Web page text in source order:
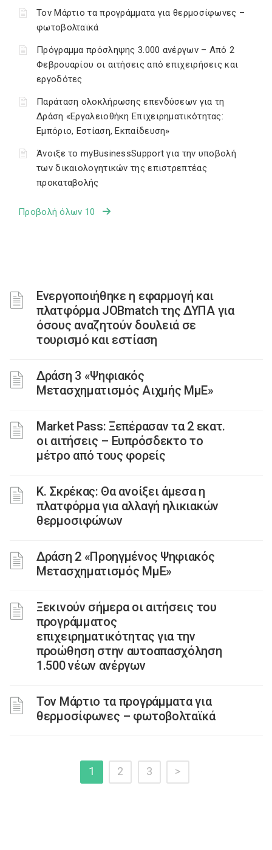
Τον Μάρτιο τα προγράμματα για θερμοσίφωνες –
φωτοβολταϊκά
Πρόγραμμα πρόσληψης 3.000 ανέργων – Από 2
Φεβρουαρίου οι αιτήσεις από επιχειρήσεις και
εργοδότες
Παράταση ολοκλήρωσης επενδύσεων για τη
Δράση «Εργαλειοθήκη Επιχειρηματικότητας:
Εμπόριο, Εστίαση, Εκπαίδευση»
Άνοιξε το myBusinessSupport για την υποβολή
των δικαιολογητικών της επιστρεπτέας
προκαταβολής
Προβολή όλων 10
Ενεργοποιήθηκε η εφαρμογή και
πλατφόρμα JOBmatch της ΔΥΠΑ για
όσους αναζητούν δουλειά σε
τουρισμό και εστίαση
Δράση 3 «Ψηφιακός
Μετασχηματισμός Αιχμής ΜμΕ»
Market Pass: Ξεπέρασαν τα 2 εκατ.
οι αιτήσεις – Ευπρόσδεκτο το
μέτρο από τους φορείς
Κ. Σκρέκας: Θα ανοίξει άμεσα η
πλατφόρμα για αλλαγή ηλικιακών
θερμοσιφώνων
Δράση 2 «Προηγμένος Ψηφιακός
Μετασχηματισμός ΜμΕ»
Ξεκινούν σήμερα οι αιτήσεις του
προγράμματος
επιχειρηματικότητας για την
προώθηση στην αυτοαπασχόληση
1.500 νέων ανέργων
Τον Μάρτιο τα προγράμματα για
θερμοσίφωνες – φωτοβολταϊκά
1 2 3 >